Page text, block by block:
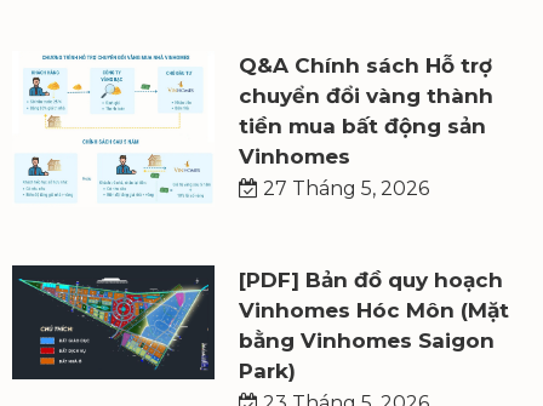
Q&A Chính sách Hỗ trợ
chuyển đổi vàng thành
tiền mua bất động sản
Vinhomes
27 Tháng 5, 2026
[PDF] Bản đồ quy hoạch
Vinhomes Hóc Môn (Mặt
bằng Vinhomes Saigon
Park)